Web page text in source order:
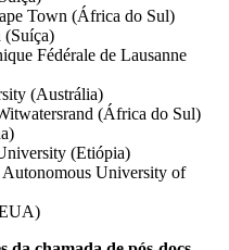
Town (África do Sul)
(Suíça)
Fédérale de Lausanne
(Austrália)
(África do Sul)
(Etiópia)
University of